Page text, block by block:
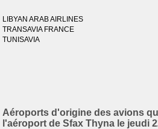
LIBYAN ARAB AIRLINES
TRANSAVIA FRANCE
TUNISAVIA
Aéroports d'origine des avions
l'aéroport de Sfax Thyna le jeudi